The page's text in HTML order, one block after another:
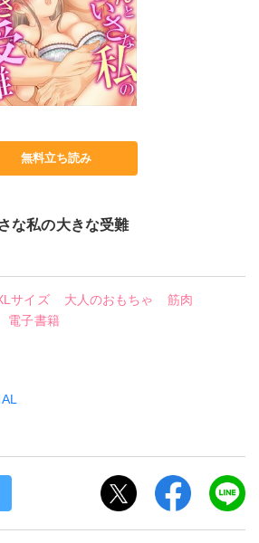
無料立ち読み
な私の大きな受難
サイズ 大人のおもちゃ
筋肉
電子書籍